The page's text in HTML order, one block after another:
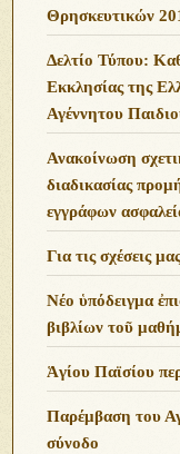
Θρησκευτικών
Δελτίο Τύπου:
Εκκλησίας της
Αγέννητου
Ανακοίνωση
διαδικασίας
εγγράφων
Για τις σχέσεις
Νέο ὑπόδειγμα
βιβλίων τοῦ
Ἁγίου Παϊσίου
Παρέμβαση του
σύνοδο